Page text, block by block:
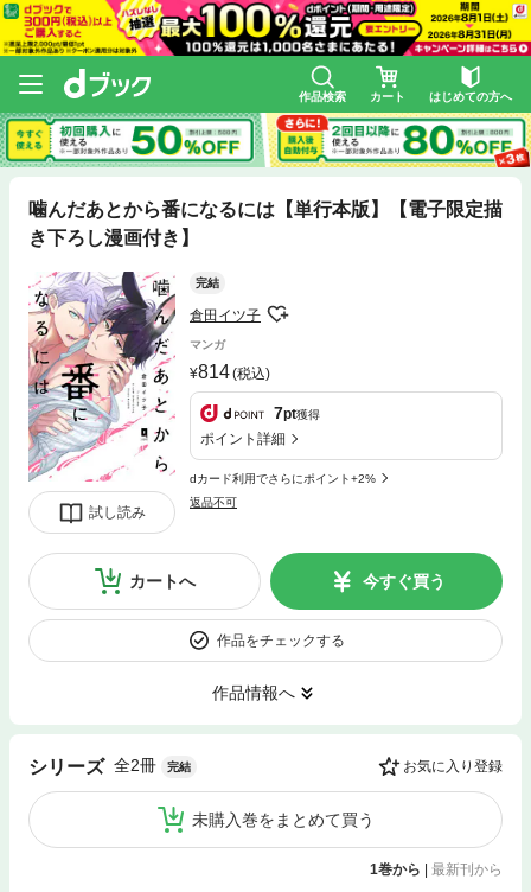
作品検索 カート はじめての方へ
噛んだあとから番になるには【単行本版】【電子限定描
き下ろし漫画付き】
試し読み
完結
倉田イツ子
マンガ
814(税込)
7pt獲得
ポイント詳細
dカード利用でさらにポイント+2%
返品不可
カートへ 今すぐ買う
作品をチェックする
作品情報へ
シリーズ 全2冊 完結 お気に入り登録
未購入巻をまとめて買う
1巻から | 最新刊から